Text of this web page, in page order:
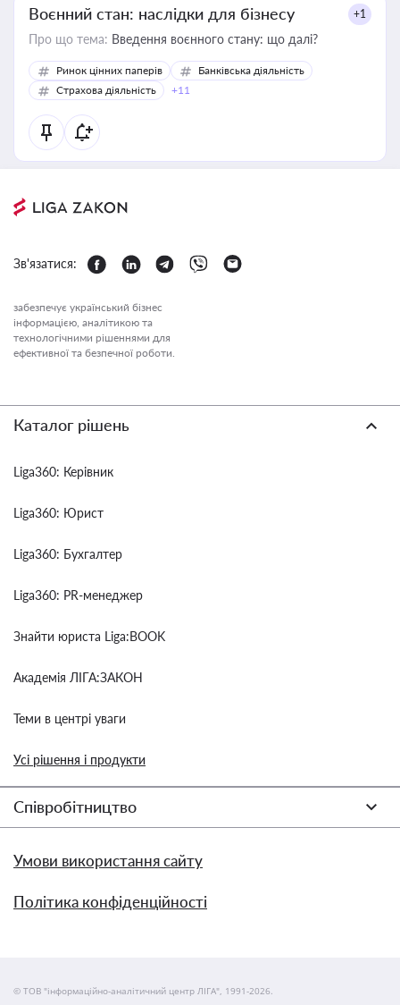
Воєнний стан: наслідки для бізнесу +1
Про що тема: Введення воєнного стану: що далі?
Ринок цінних паперів
Банківська діяльність
Страхова діяльність
+11
Зв'язатися:
забезпечує український бізнес
інформацією, аналітикою та
технологічними рішеннями для
ефективної та безпечної роботи.
Каталог рішень
Liga360: Керівник
Liga360: Юрист
Liga360: Бухгалтер
Liga360: PR-менеджер
Знайти юриста Liga:BOOK
Академія ЛІГА:ЗАКОН
Теми в центрі уваги
Усі рішення і продукти
Співробітництво
Умови використання сайту
Політика конфіденційності
© ТОВ "інформаційно-аналітичний центр ЛІГА", 1991-2026.